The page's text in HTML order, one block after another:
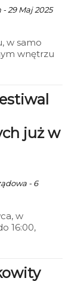
29 Maj 2025
w samo
wnętrzu
zaprasza na
„W samo
będzie to
z
i
zjawisk –
już w
- 6
w
16:00,